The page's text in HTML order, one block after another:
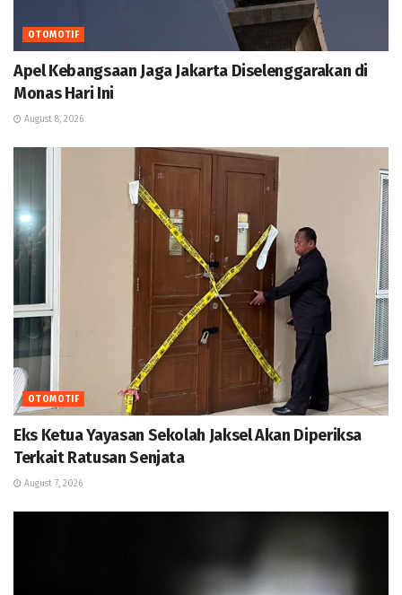
OTOMOTIF
Apel Kebangsaan Jaga Jakarta Diselenggarakan di
Monas Hari Ini
August 8, 2026
OTOMOTIF
Eks Ketua Yayasan Sekolah Jaksel Akan Diperiksa
Terkait Ratusan Senjata
August 7, 2026